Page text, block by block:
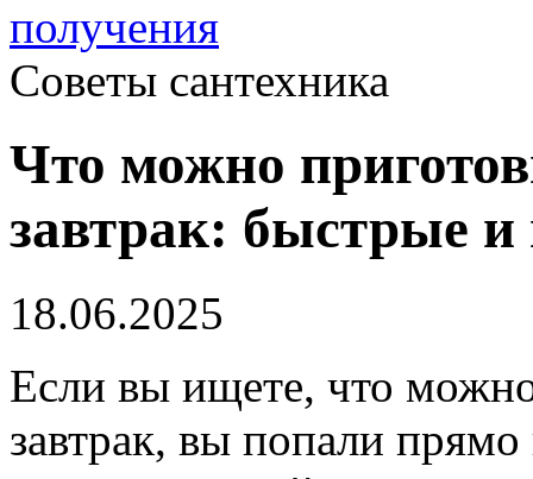
получения
Советы сантехника
Что можно
завтрак: быстрые и
18.06.2025
Если вы ищете, что
завтрак, вы попали